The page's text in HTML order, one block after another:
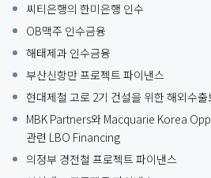
씨티은행의 한미은행 인수
OB맥주 인수금융
해태제과 인수금융
부산신항만 프로젝트 파이낸스
현대제철 고로 2기 건설을 위한 해외수
MBK Partners와 Macquarie Korea
관련 LBO Financing
의정부 경전철 프로젝트 파이낸스